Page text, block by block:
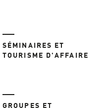
SÉMINAIRES ET
TOURISME D'AFFAIRE
GROUPES ET